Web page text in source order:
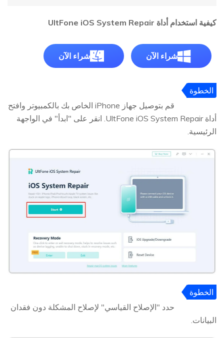
كيفية استخدام أداة UltFone iOS System Repair
شراء الآن شراء الآن
الخطوة
قم بتوصيل جهاز iPhone الخاص بك بالكمبيوتر وافتح
أداة UltFone iOS System Repair. انقر على "ابدأ" في الواجهة
الرئيسية.
الخطوة
حدد "الإصلاح القياسي" لإصلاح المشكلة دون فقدان
البيانات.